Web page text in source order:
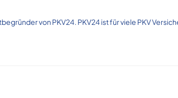
von PKV24. PKV24 ist für viele PKV